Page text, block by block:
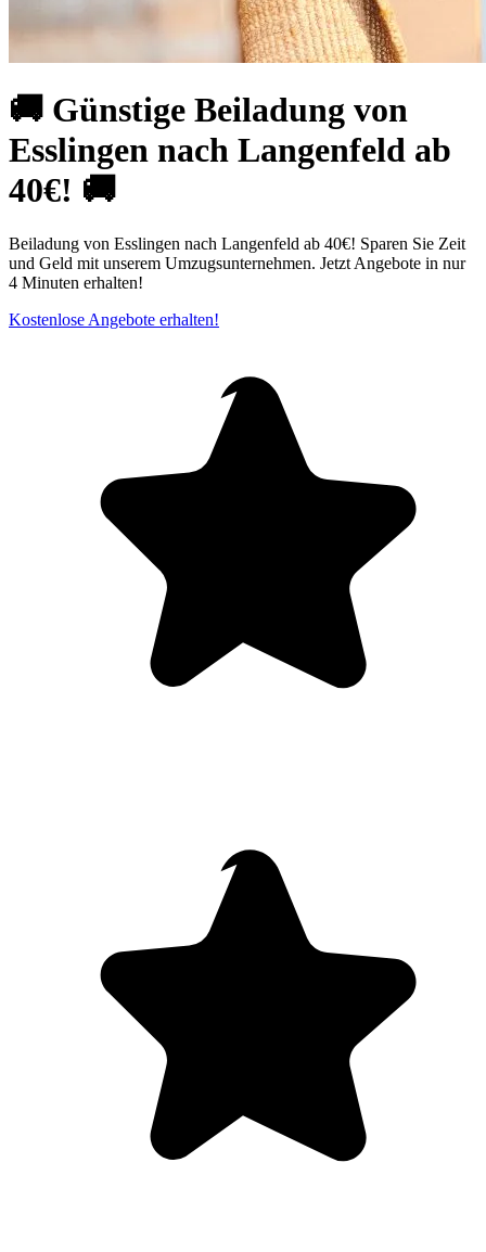
🚚 Günstige Beiladung von
Esslingen nach Langenfeld ab
40€! 🚚
Beiladung von Esslingen nach Langenfeld ab 40€! Sparen Sie Zeit
und Geld mit unserem Umzugsunternehmen. Jetzt Angebote in nur
4 Minuten erhalten!
Kostenlose Angebote erhalten!